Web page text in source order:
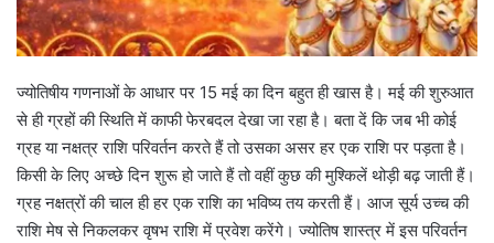
ज्योतिषीय गणनाओं के आधार पर 15 मई का दिन बहुत ही खास है। मई की शुरुआत
से ही ग्रहों की स्थिति में काफी फेरबदल देखा जा रहा है। बता दें कि जब भी कोई
ग्रह या नक्षत्र राशि परिवर्तन करते हैं तो उसका असर हर एक राशि पर पड़ता है।
किसी के लिए अच्छे दिन शुरू हो जाते हैं तो वहीं कुछ की मुश्किलें थोड़ी बढ़ जाती हैं।
ग्रह नक्षत्रों की चाल ही हर एक राशि का भविष्य तय करती हैं। आज सूर्य उच्च की
राशि मेष से निकलकर वृषभ राशि में प्रवेश करेंगे। ज्योतिष शास्त्र में इस परिवर्तन